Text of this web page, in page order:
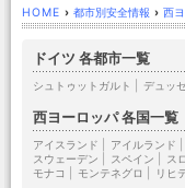
HOME › 都市別安全情報 › 西
ドイツ 各都市一覧
シュトゥットガルト デュッ
西ヨーロッパ 各国一覧
アイスランド アイルランド
スウェーデン
スペイン ス
モナコ
モンテネグロ リヒ